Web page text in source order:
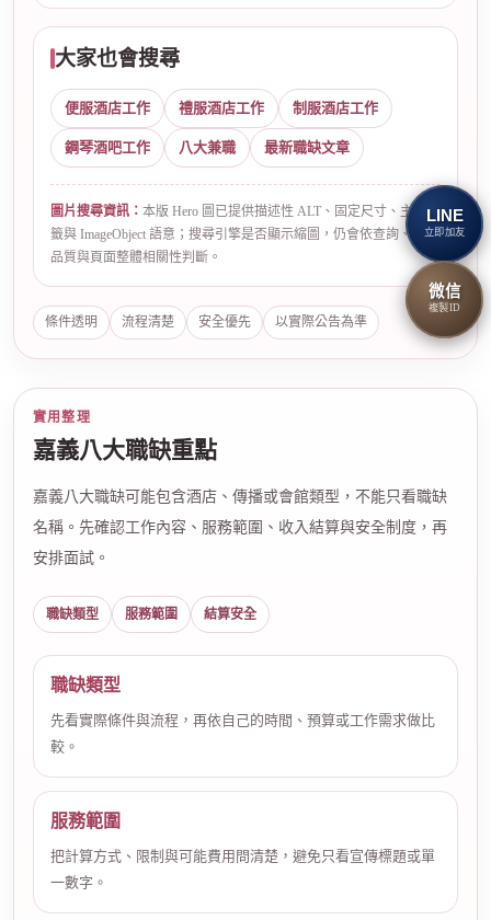
大家也會搜尋
便服酒店工作 禮服酒店工作 制服酒店工作
鋼琴酒吧工作 八大兼職 最新職缺文章
圖片搜尋資訊： 本版 Hero 圖已提供描述性 ALT、固定尺寸、主題標
籤與 ImageObject 語意；搜尋引擎是否顯示縮圖，仍會依查詢、圖片
品質與頁面整體相關性判斷。
條件透明 流程清楚 安全優先 以實際公告為準
實用整理
嘉義八大職缺重點
嘉義八大職缺可能包含酒店、傳播或會館類型，不能只看職缺
名稱。先確認工作內容、服務範圍、收入結算與安全制度，再
安排面試。
職缺類型 服務範圍 結算安全
職缺類型
先看實際條件與流程，再依自己的時間、預算或工作需求做比
較。
服務範圍
把計算方式、限制與可能費用問清楚，避免只看宣傳標題或單
一數字。
LINE
立即加友
微信
複製ID